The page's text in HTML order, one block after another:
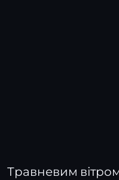
Травневим